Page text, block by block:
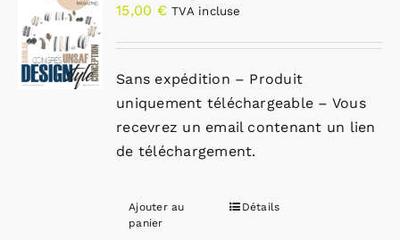
15,00 € TVA incluse
Sans expédition – Produit
uniquement téléchargeable – Vous
recevrez un email contenant un lien
de téléchargement.
Ajouter au
panier
Détails